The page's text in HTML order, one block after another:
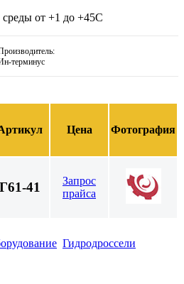
от +1 до +45С
терминус
Цена Фотография
Г61-41
Запрос
прайса
Гидродроссели